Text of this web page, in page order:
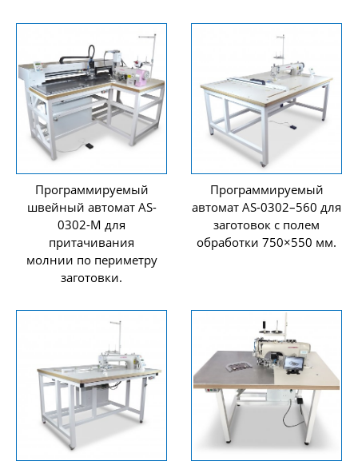
Программируемый
швейный автомат AS-
0302-M для
притачивания
молнии по периметру
заготовки.
Программируемый
автомат AS-0302–560 для
заготовок с полем
обработки 750×550 мм.